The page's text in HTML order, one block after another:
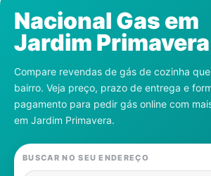
Revendedor
Notícias
Cadastre-se
Gás
Nacional Gas em
Jardim Primavera
Compare revendas de gás de cozinha
bairro. Veja preço, prazo de entrega e
pagamento para pedir gás online com
em Jardim Primavera.
BUSCAR NO SEU ENDEREÇO